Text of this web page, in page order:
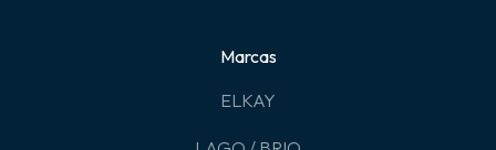
Marcas
ELKAY